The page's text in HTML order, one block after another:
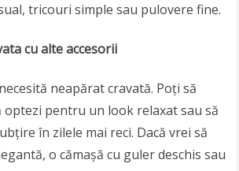
tricouri simple sau pulovere fine.
cu alte accesorii
neapărat cravată. Poți să
optezi pentru un look relaxat sau să
în zilele mai reci. Dacă vrei să
o cămașă cu guler deschis sau